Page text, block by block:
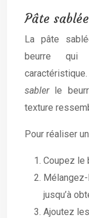
Pâte
La pâte
beurre qui
sabler le
texture
Pour réaliser
Coupez le
jusqu’à
Ajoutez